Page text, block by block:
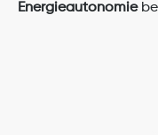
Energieautonomie